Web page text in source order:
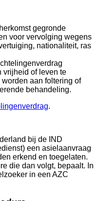
gegronde
voor vervolging wegens
nationaliteit, ras
vrijheid of leven te
aan foltering of
behandeling.
.
bij de IND
een asielaanvraag
erkend en toegelaten.
die dan volgt, bepaalt. In
in een AZC